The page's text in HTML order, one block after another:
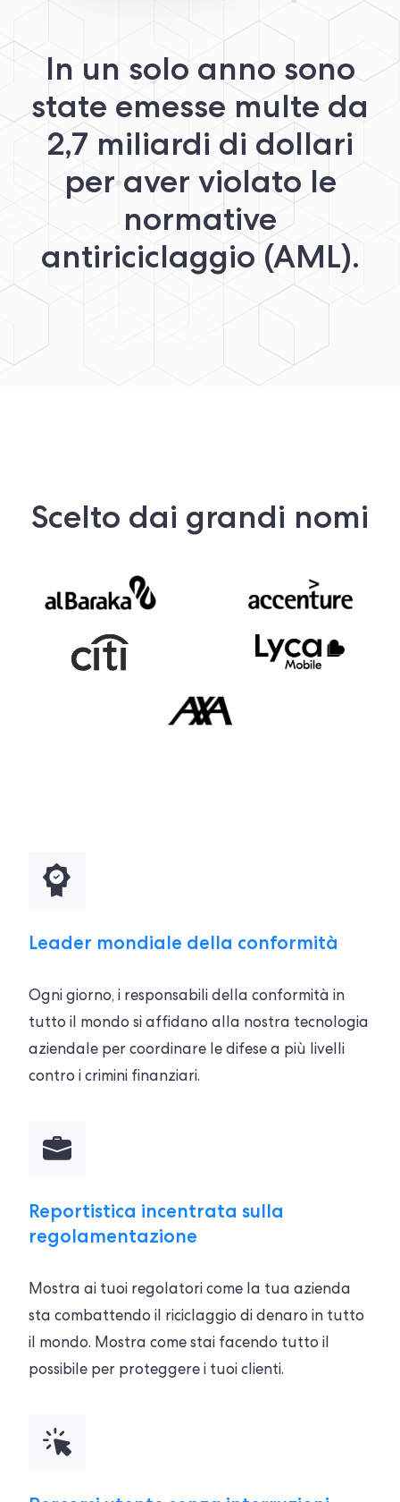
In un solo anno sono
state emesse multe da
2,7 miliardi di dollari
per aver violato le
normative
antiriciclaggio (AML).
Scelto dai grandi nomi
Leader mondiale della conformità
Ogni giorno, i responsabili della conformità in
tutto il mondo si affidano alla nostra tecnologia
aziendale per coordinare le difese a più livelli
contro i crimini finanziari.
Reportistica incentrata sulla
regolamentazione
Mostra ai tuoi regolatori come la tua azienda
sta combattendo il riciclaggio di denaro in tutto
il mondo. Mostra come stai facendo tutto il
possibile per proteggere i tuoi clienti.